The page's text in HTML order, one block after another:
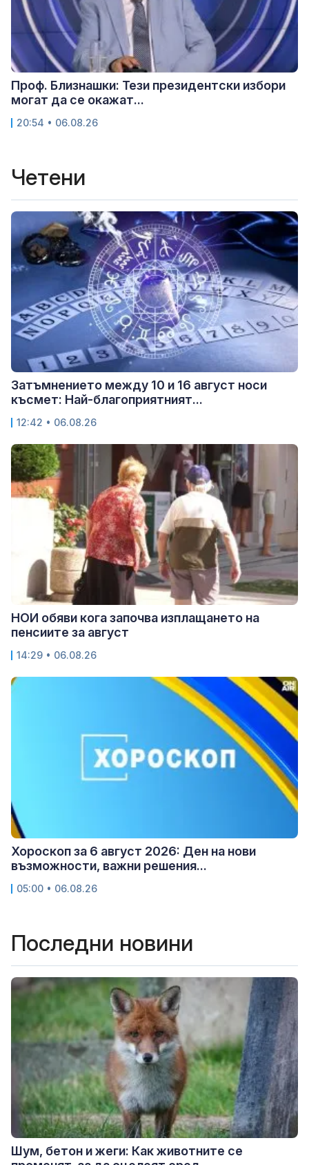
Проф. Близнашки: Тези президентски избори
могат да се окажат...
20:54 • 06.08.26
Четени
Затъмнението между 10 и 16 август носи
късмет: Най-благоприятният...
12:42 • 06.08.26
НОИ обяви кога започва изплащането на
пенсиите за август
14:29 • 06.08.26
Хороскоп за 6 август 2026: Ден на нови
възможности, важни решения...
05:00 • 06.08.26
Последни новини
Шум, бетон и жеги: Как животните се